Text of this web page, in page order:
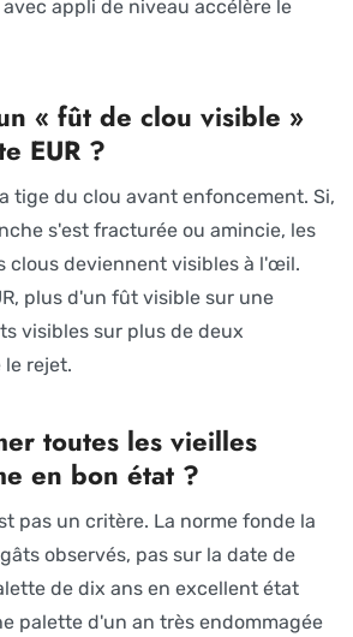
appli de niveau accélère le
« fût de clou visible »
EUR ?
tige du clou avant enfoncement. Si,
s'est fracturée ou amincie, les
clous deviennent visibles à l'œil.
plus d'un fût visible sur une
visibles sur plus de deux
rejet.
toutes les vieilles
en bon état ?
pas un critère. La norme fonde la
observés, pas sur la date de
de dix ans en excellent état
palette d'un an très endommagée